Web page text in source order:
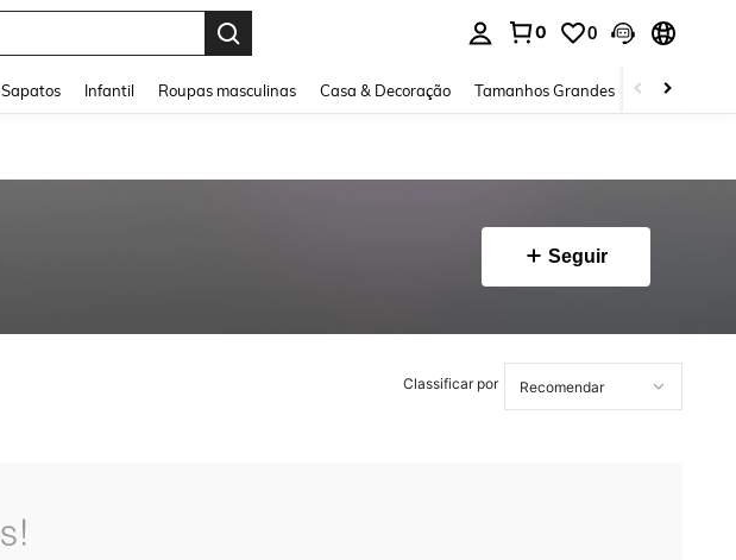
0 0
Sapatos Infantil Roupas masculinas Casa & Decoração Tamanhos Grandes Joias e
Seguir
Classificar por